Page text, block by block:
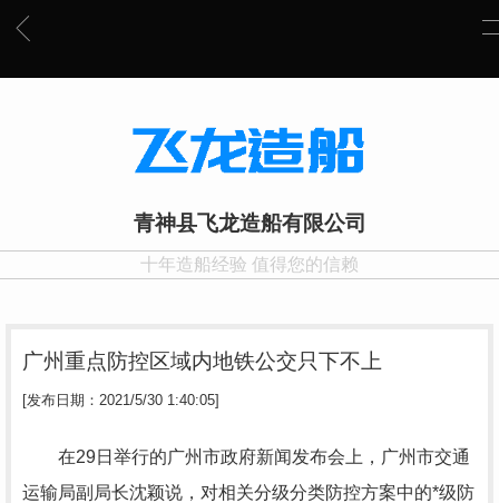
青神县飞龙造船有限公司
十年造船经验 值得您的信赖
广州重点防控区域内地铁公交只下不上
[发布日期：2021/5/30 1:40:05]
在29日举行的广州市政府新闻发布会上，广州市交通
运输局副局长沈颖说，对相关分级分类防控方案中的*级防